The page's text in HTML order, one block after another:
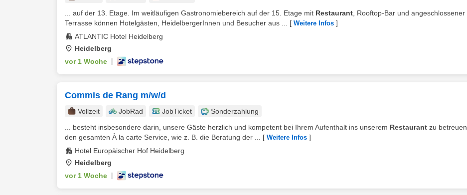
... auf der 13. Etage. Im weitläufigen Gastronomiebereich auf der 15. Etage mit Restaurant , Rooftop-Bar und angeschlossener
Terrasse können Hotelgästen, HeidelbergerInnen und Besucher aus ...
[ Weitere Infos ]
ATLANTIC Hotel Heidelberg
Heidelberg
vor 1 Woche
Commis de Rang m/w/d
Vollzeit JobRad JobTicket
Sonderzahlung
... besteht insbesondere darin, unsere Gäste herzlich und kompetent bei Ihrem Aufenthalt ins unserem Restaurant zu betreuen
den gesamten À la carte Service, wie z. B. die Beratung der ...
[ Weitere Infos ]
Hotel Europäischer Hof Heidelberg
Heidelberg
vor 1 Woche